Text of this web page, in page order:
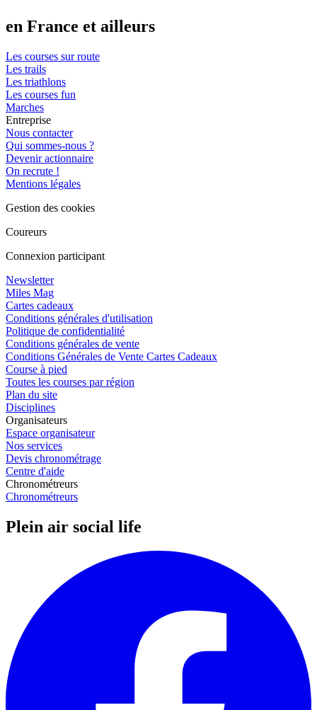
en France et ailleurs
Les courses sur route
Les trails
Les triathlons
Les courses fun
Marches
Entreprise
Nous contacter
Qui sommes-nous ?
Devenir actionnaire
On recrute !
Mentions légales
Gestion des cookies
Coureurs
Connexion participant
Newsletter
Miles Mag
Cartes cadeaux
Conditions générales d'utilisation
Politique de confidentialité
Conditions générales de vente
Conditions Générales de Vente Cartes Cadeaux
Course à pied
Toutes les courses par région
Plan du site
Disciplines
Organisateurs
Espace organisateur
Nos services
Devis chronométrage
Centre d'aide
Chronométreurs
Chronométreurs
Plein air social life